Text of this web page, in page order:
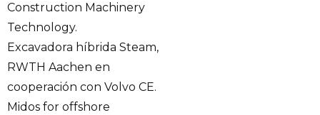
Construction Machinery
Technology.
Excavadora híbrida Steam,
RWTH Aachen en
cooperación con Volvo CE.
Midos for offshore